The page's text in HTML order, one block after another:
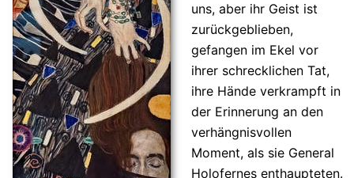
uns, aber ihr Geist ist
zurückgeblieben,
gefangen im Ekel vor
ihrer schrecklichen Tat,
ihre Hände verkrampft in
der Erinnerung an den
verhängnisvollen
Moment, als sie General
Holofernes enthaupteten.